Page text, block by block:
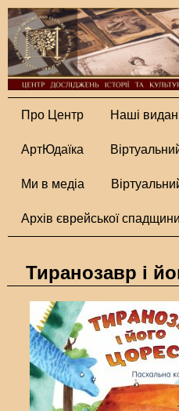
Про Центр Наші
АртЮдаїка
Ми в медіа
Архів єврейської
Тиранозавр і